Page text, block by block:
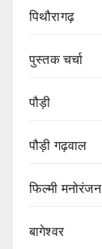
पिथौरागढ़
पुस्तक चर्चा
पौड़ी
पौड़ी गढ़वाल
फिल्मी मनोरंजन
बागेश्वर